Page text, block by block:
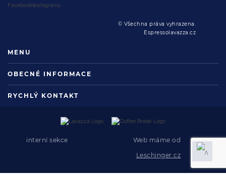
© Všechna práva vyhrazena.
Espressolavazza.cz
MENU
OBECNÉ INFORMACE
RYCHLÝ KONTAKT
interní sekce
Web máme od
Leschinger.cz